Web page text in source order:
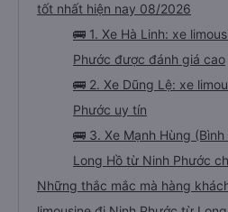
tốt nhất hiện nay 08/2026
🚌 1. Xe Hà Linh: xe
Phước được đánh giá cao
🚌 2. Xe Dũng Lệ: xe
Phước uy tín
🚌 3. Xe Mạnh Hùng
Long Hồ từ Ninh Phước
Những thắc mắc mà hàng